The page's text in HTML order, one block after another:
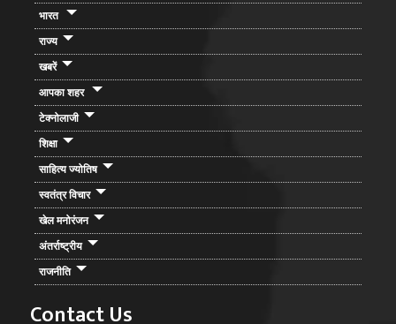
भारत
राज्य
खबरें
आपका शहर
टेक्नोलाजी
शिक्षा
साहित्य ज्योतिष
स्वतंत्र विचार
खेल मनोरंजन
अंतर्राष्ट्रीय
राजनीति
Contact Us